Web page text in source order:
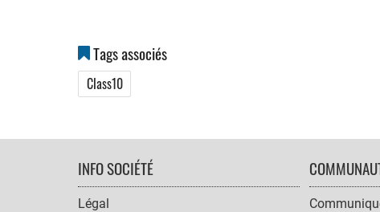
Tags associés
Class10
FOOTER
NAVIGATION
INFO SOCIÉTÉ
Légal